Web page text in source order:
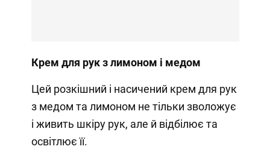
Крем для рук з лимоном і медом
Цей розкішний і насичений крем для рук
з медом та лимоном не тільки зволожує
і живить шкіру рук, але й відбілює та
освітлює її.